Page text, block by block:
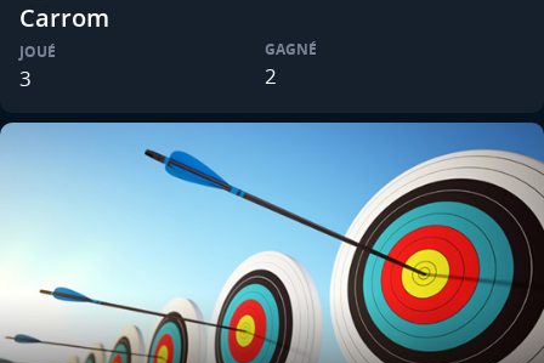
Carrom
JOUÉ
3
GAGNÉ
2